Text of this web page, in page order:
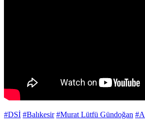
#DSİ #Balıkesir #Murat Lütfü Gündoğan